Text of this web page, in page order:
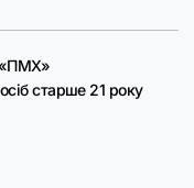
«ПМХ»
старше 21 року